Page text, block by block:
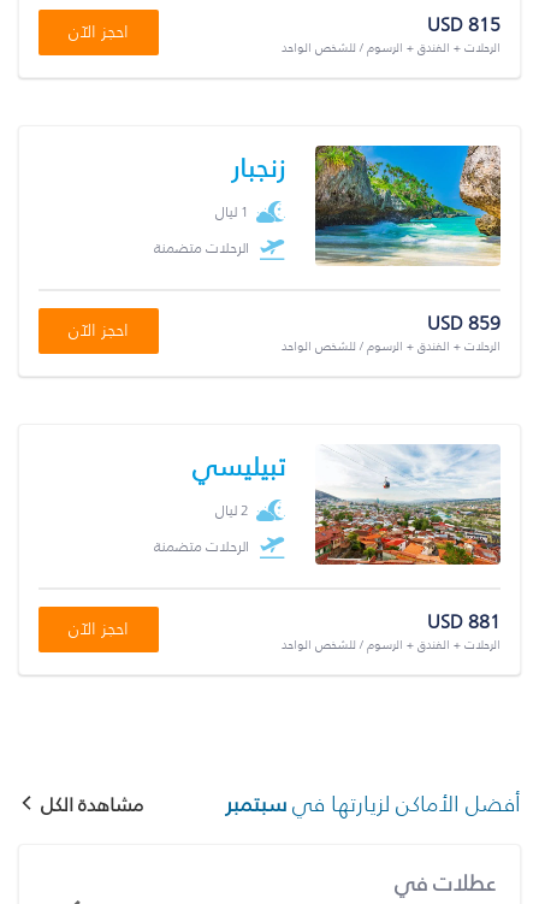
USD 815
الرحلات + الفندق + الرسوم / للشخص الواحد
احجز الآن
زنجبار
1 ليال
الرحلات متضمنة
USD 859
الرحلات + الفندق + الرسوم / للشخص الواحد
احجز الآن
تبيليسي
2 ليال
الرحلات متضمنة
USD 881
الرحلات + الفندق + الرسوم / للشخص الواحد
احجز الآن
أفضل الأماكن لزيارتها فيسبتمبر مشاهدة الكل
عطلات في